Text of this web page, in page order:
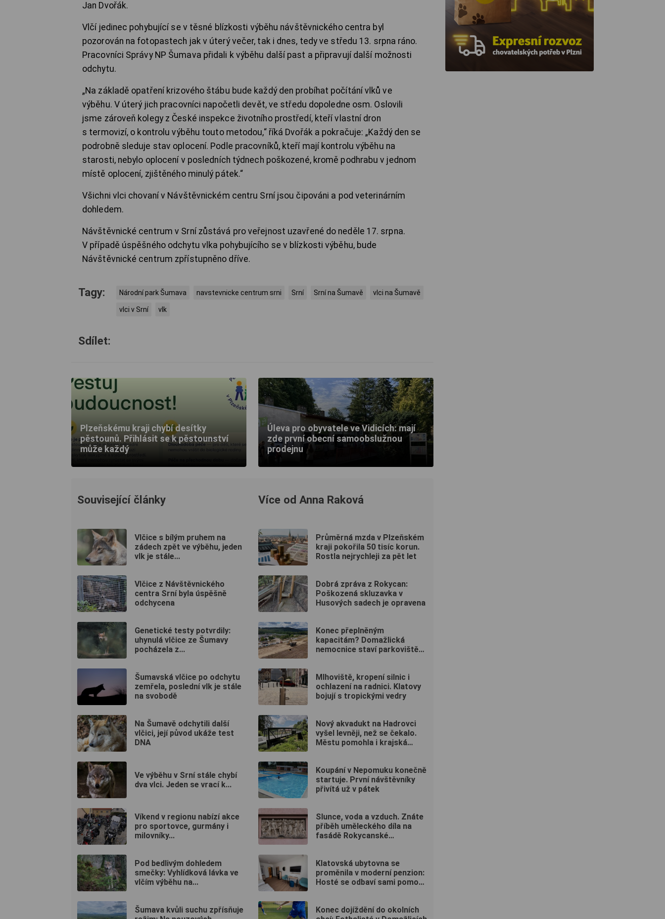
Jan Dvořák.
Vlčí jedinec pohybující se v těsné blízkosti výběhu návštěvnického centra byl
pozorován na fotopastech jak v úterý večer, tak i dnes, tedy ve středu 13. srpna ráno.
Pracovníci Správy NP Šumava přidali k výběhu další past a připravují další možnosti
odchytu.
„Na základě opatření krizového štábu bude každý den probíhat počítání vlků ve
výběhu. V úterý jich pracovníci napočetli devět, ve středu dopoledne osm. Oslovili
jsme zároveň kolegy z České inspekce životního prostředí, kteří vlastní dron
s termovizí, o kontrolu výběhu touto metodou,“ říká Dvořák a pokračuje: „Každý den se
podrobně sleduje stav oplocení. Podle pracovníků, kteří mají kontrolu výběhu na
starosti, nebylo oplocení v posledních týdnech poškozené, kromě podhrabu v jednom
místě oplocení, zjištěného minulý pátek.“
Všichni vlci chovaní v Návštěvnickém centru Srní jsou čipováni a pod veterinárním
dohledem.
Návštěvnické centrum v Srní zůstává pro veřejnost uzavřené do neděle 17. srpna.
V případě úspěšného odchytu vlka pohybujícího se v blízkosti výběhu, bude
Návštěvnické centrum zpřístupněno dříve.
Tagy: Národní park Šumava navstevnicke centrum srni Srní Srní na Šumavě vlci na Šumavě
vlci v Srní vlk
Sdílet:
Plzeňskému kraji chybí desítky
pěstounů. Přihlásit se k pěstounství
může každý
Úleva pro obyvatele ve Vidicích: mají
zde první obecní samoobslužnou
prodejnu
Související články
Vlčice s bílým pruhem na
zádech zpět ve výběhu, jeden
vlk je stále...
Vlčice z Návštěvnického
centra Srní byla úspěšně
odchycena
Genetické testy potvrdily:
uhynulá vlčice ze Šumavy
pocházela z...
Šumavská vlčice po odchytu
zemřela, poslední vlk je stále
na svobodě
Na Šumavě odchytili další
vlčici, její původ ukáže test
DNA
Ve výběhu v Srní stále chybí
dva vlci. Jeden se vrací k...
Víkend v regionu nabízí akce
pro sportovce, gurmány i
milovníky...
Pod bedlivým dohledem
smečky: Vyhlídková lávka ve
vlčím výběhu na...
Šumava kvůli suchu zpřísňuje
Více od Anna Raková
Průměrná mzda v Plzeňském
kraji pokořila 50 tisíc korun.
Rostla nejrychleji za pět let
Dobrá zpráva z Rokycan:
Poškozená skluzavka v
Husových sadech je opravena
Konec přeplněným
kapacitám? Domažlická
nemocnice staví parkoviště
Mlhoviště, kropení silnic i
ochlazení na radnici. Klatovy
bojují s tropickými vedry
Nový akvadukt na Hadrovci
vyšel levněji, než se čekalo.
Městu pomohla i krajská
Koupání v Nepomuku konečně
startuje. První návštěvníky
přivítá už v pátek
Slunce, voda a vzduch. Znáte
příběh uměleckého díla na
fasádě Rokycanské
Klatovská ubytovna se
proměnila v moderní penzion:
Hosté se odbaví sami pomocí
Konec dojíždění do okolních